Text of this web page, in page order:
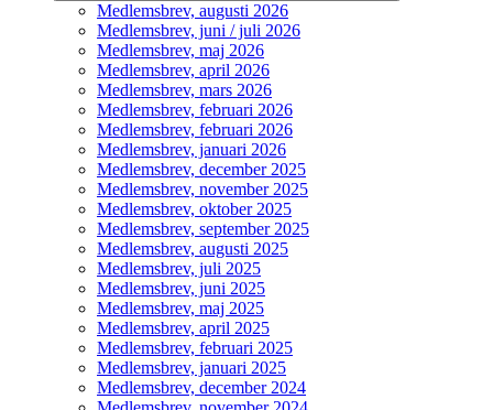
Medlemsbrev, augusti 2026
Medlemsbrev, juni / juli 2026
Medlemsbrev, maj 2026
Medlemsbrev, april 2026
Medlemsbrev, mars 2026
Medlemsbrev, februari 2026
Medlemsbrev, februari 2026
Medlemsbrev, januari 2026
Medlemsbrev, december 2025
Medlemsbrev, november 2025
Medlemsbrev, oktober 2025
Medlemsbrev, september 2025
Medlemsbrev, augusti 2025
Medlemsbrev, juli 2025
Medlemsbrev, juni 2025
Medlemsbrev, maj 2025
Medlemsbrev, april 2025
Medlemsbrev, februari 2025
Medlemsbrev, januari 2025
Medlemsbrev, december 2024